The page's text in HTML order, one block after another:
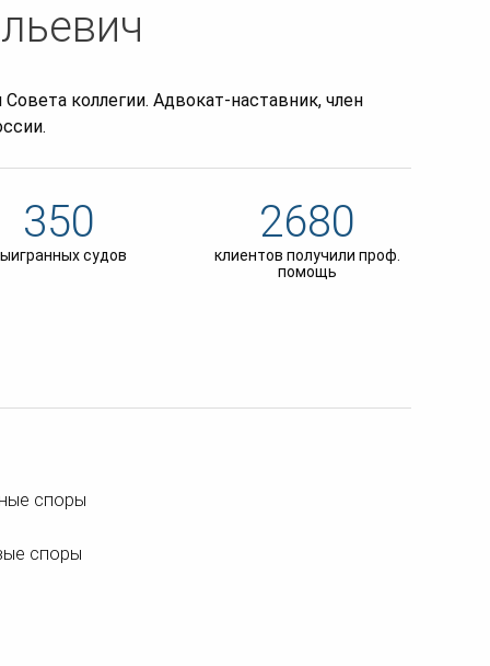
уголовным
правам
дома
коллегии. Адвокат-наставник, член
350
судов
2680
клиентов получили проф.
помощь
споры
споры